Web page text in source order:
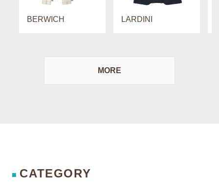
BERWICH LARDINI
MORE
■ CATEGORY